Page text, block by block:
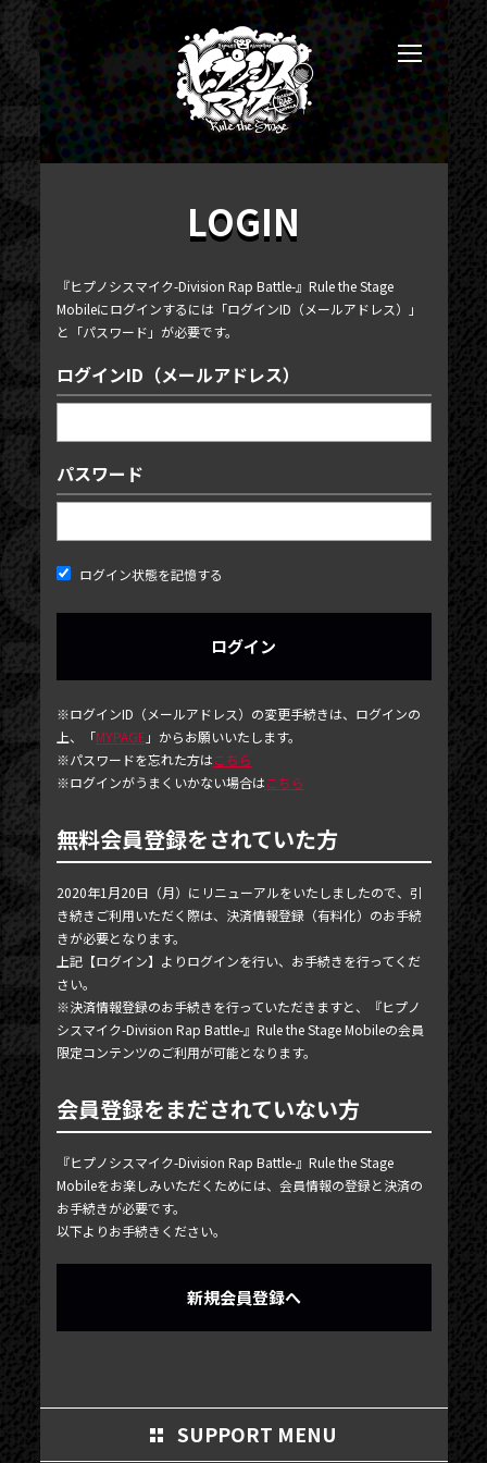
NEWS
TICKET
PHOTOGALLERY
BLOG
MOVIE
SCHEDULE
MAIL MAGAZINE / BIRTHDAY MAIL
MY PAGE
MEMBER'S CARD
LOGIN
『ヒプノシスマイク-Division Rap Battle-』Rule the Stage
Mobileにログインするには「ログインID（メールアドレス）」
と「パスワード」が必要です。
ログインID（メールアドレス）
パスワード
ログイン状態を記憶する
※ログインID（メールアドレス）の変更手続きは、ログインの
上、「MYPAGE 」からお願いいたします。
※パスワードを忘れた方はこちら
※ログインがうまくいかない場合はこちら
無料会員登録をされていた方
2020年1月20日（月）にリニューアルをいたしましたので、引
き続きご利用いただく際は、決済情報登録（有料化）のお手続
きが必要となります。
上記【ログイン】よりログインを行い、お手続きを行ってくだ
さい。
※決済情報登録のお手続きを行っていただきますと、『ヒプノ
シスマイク-Division Rap Battle-』Rule the Stage Mobileの会員
限定コンテンツのご利用が可能となります。
会員登録をまだされていない方
『ヒプノシスマイク-Division Rap Battle-』Rule the Stage
Mobileをお楽しみいただくためには、会員情報の登録と決済の
お手続きが必要です。
以下よりお手続きください。
新規会員登録へ
SUPPORT MENU